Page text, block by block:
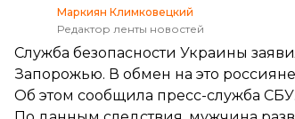
Маркиян Климковецкий
Редактор ленты новостей
Служба безопасности Украины
Запорожью. В обмен на это
Об этом сообщила пресс-служба СБУ.